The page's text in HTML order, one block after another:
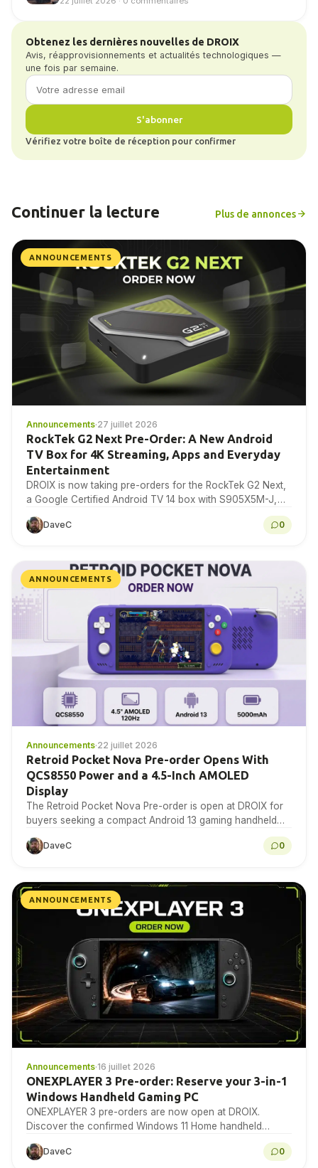
Obtenez les dernières nouvelles de DROIX
Avis, réapprovisionnements et actualités technologiques —
une fois par semaine.
S'abonner
Vérifiez votre boîte de réception pour confirmer
Continuer la lecture Plus de annonces
ANNOUNCEMENTS
Announcements·27 juillet 2026
RockTek G2 Next Pre-Order: A New Android
TV Box for 4K Streaming, Apps and Everyday
Entertainment
DROIX is now taking pre-orders for the RockTek G2 Next,
a Google Certified Android TV 14 box with S905X5M-J,
DaveC 0
ANNOUNCEMENTS
Announcements·22 juillet 2026
Retroid Pocket Nova Pre-order Opens With
QCS8550 Power and a 4.5-Inch AMOLED
Display
The Retroid Pocket Nova Pre-order is open at DROIX for
buyers seeking a compact Android 13 gaming handheld
with a 4.5-inch 1280×960 AMOLED display,...
DaveC 0
ANNOUNCEMENTS
Announcements·16 juillet 2026
ONEXPLAYER 3 Pre-order: Reserve your 3-in-1
Windows Handheld Gaming PC
ONEXPLAYER 3 pre-orders are now open at DROIX.
Discover the confirmed Windows 11 Home handheld
specifications, detachable-control design, 8.8-inch 144Hz
AMOLED display, Intel Arc...
DaveC 0